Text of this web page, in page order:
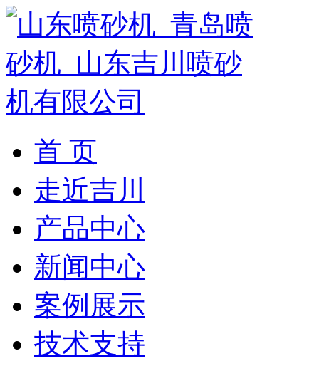
首 页
走近吉川
产品中心
新闻中心
案例展示
技术支持